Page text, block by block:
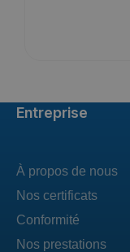
Entreprise
À propos de nous
Nos certificats
Conformité
Nos prestations